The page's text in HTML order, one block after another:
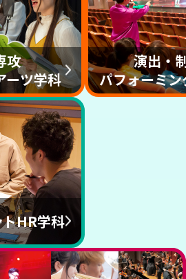
攻
ーツ学科
演出・
パフォーミ
HR学科